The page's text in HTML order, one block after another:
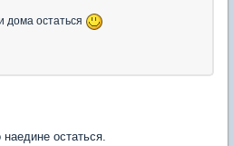
остаться
остаться.